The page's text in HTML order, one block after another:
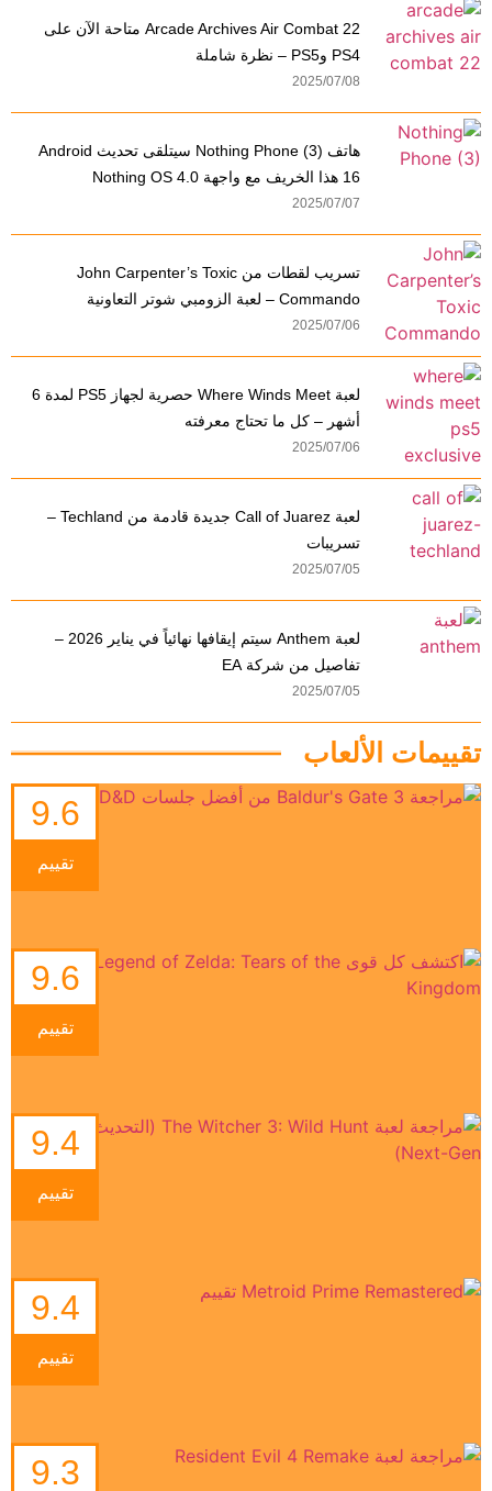
Arcade Archives Air Combat 22 متاحة الآن على
PS4 وPS5 – نظرة شاملة
2025/07/08
هاتف Nothing Phone (3) سيتلقى تحديث Android
16 هذا الخريف مع واجهة Nothing OS 4.0
2025/07/07
تسريب لقطات من John Carpenter’s Toxic
Commando – لعبة الزومبي شوتر التعاونية
2025/07/06
لعبة Where Winds Meet حصرية لجهاز PS5 لمدة 6
أشهر – كل ما تحتاج معرفته
2025/07/06
لعبة Call of Juarez جديدة قادمة من Techland –
تسريبات
2025/07/05
لعبة Anthem سيتم إيقافها نهائياً في يناير 2026 –
تفاصيل من شركة EA
2025/07/05
تقييمات الألعاب
9.6
تقييم
9.6
تقييم
9.4
تقييم
9.4
تقييم
9.3